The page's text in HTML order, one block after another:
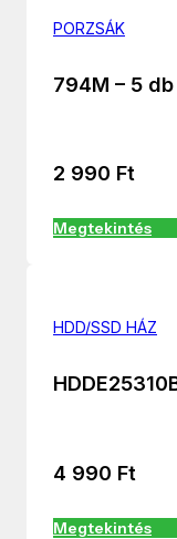
PORZSÁK
794M – 5
2 990 Ft
Megtekintés
HDD/SSD HÁZ
4 990 Ft
Megtekintés